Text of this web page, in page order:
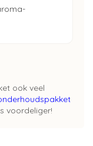
ook veel
voordeliger!